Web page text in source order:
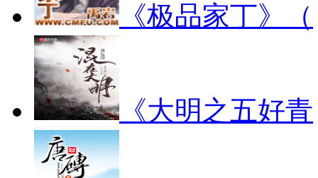
《极品家丁》（
《大明之五好青